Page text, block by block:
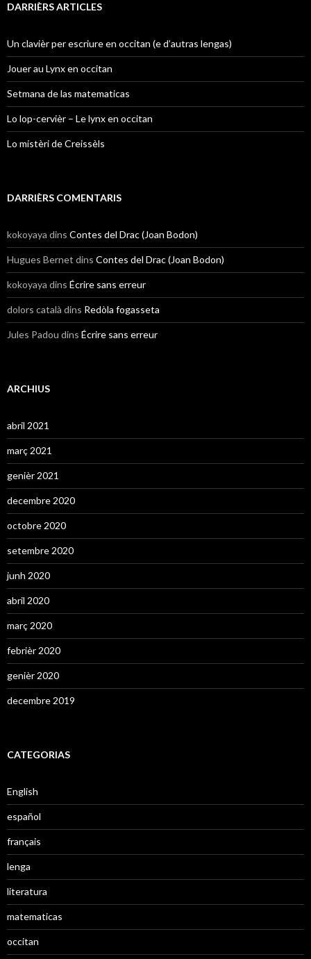
DARRIÈRS ARTICLES
Un clavièr per escriure en occitan (e d’autras lengas)
Jouer au Lynx en occitan
Setmana de las matematicas
Lo lop-cervièr – Le lynx en occitan
Lo mistèri de Creissèls
DARRIÈRS COMENTARIS
kokoyaya dins Contes del Drac (Joan Bodon)
Hugues Bernet dins Contes del Drac (Joan Bodon)
kokoyaya dins Écrire sans erreur
dolors català dins Redòla fogasseta
Jules Padou dins Écrire sans erreur
ARCHIUS
abril 2021
març 2021
genièr 2021
decembre 2020
octobre 2020
setembre 2020
junh 2020
abril 2020
març 2020
febrièr 2020
genièr 2020
decembre 2019
CATEGORIAS
English
español
français
lenga
literatura
matematicas
occitan